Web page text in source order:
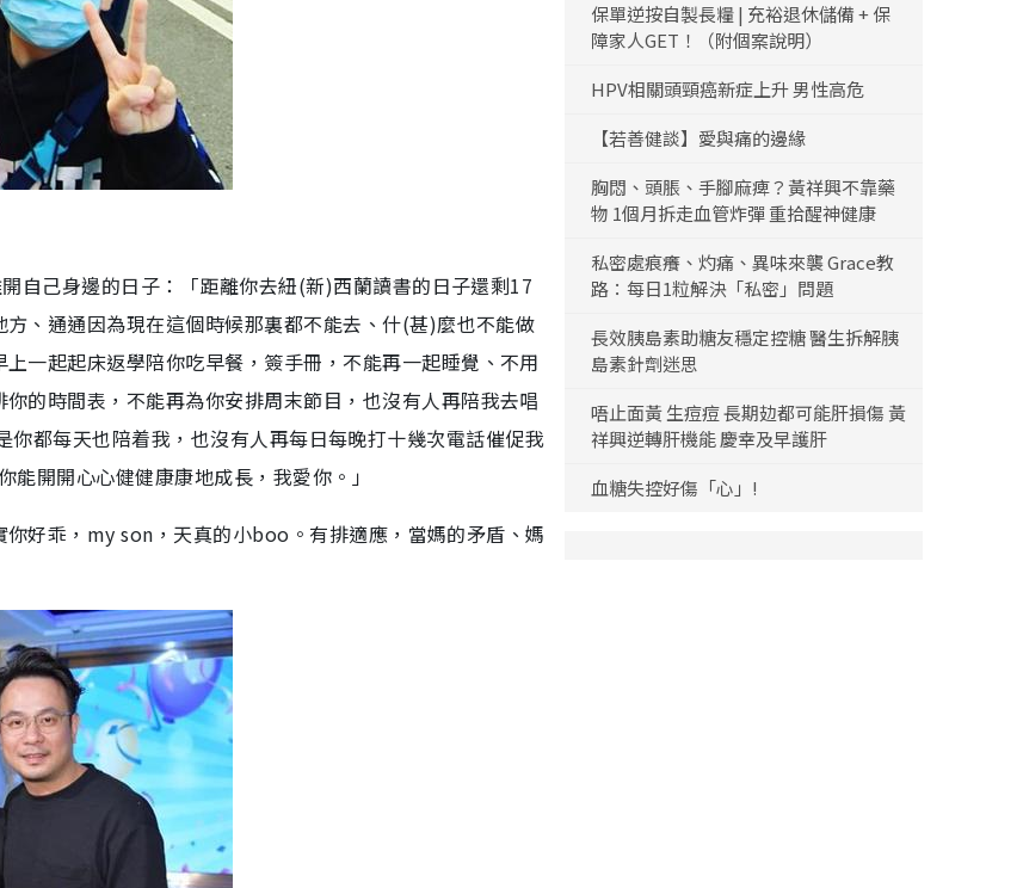
自己身邊的日子：「距離你去紐(新)西蘭讀書的日子還剩17
、通通因為現在這個時候那裏都不能去、什(甚)麼也不能做
一起起床返學陪你吃早餐，簽手冊，不能再一起睡覺、不用
的時間表，不能再為你安排周末節目，也沒有人再陪我去唱
都每天也陪着我，也沒有人再每日每晚打十幾次電話催促我
開開心心健健康康地成長，我愛你。」
好乖，my son，天真的小boo。有排適應，當媽的矛盾、媽
保單逆按自製長糧 | 充裕退休儲備 + 保
障家人GET！（附個案說明）
HPV相關頭頸癌新症上升 男性高危
【若善健談】愛與痛的邊緣
胸悶、頭脹、手腳麻痺？黃祥興不靠藥
物 1個月拆走血管炸彈 重拾醒神健康
私密處痕癢、灼痛、異味來襲 Grace教
路：每日1粒解決「私密」問題
長效胰島素助糖友穩定控糖 醫生拆解胰
島素針劑迷思
唔止面黃 生痘痘 長期攰都可能肝損傷 黃
祥興逆轉肝機能 慶幸及早護肝
血糖失控好傷「心」!